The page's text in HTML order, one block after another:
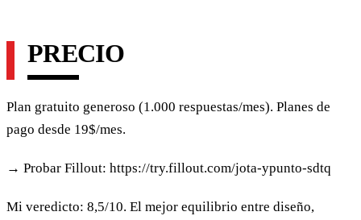
PRECIO
Plan gratuito generoso (1.000 respuestas/mes). Planes de
pago desde 19$/mes.
→ Probar Fillout: https://try.fillout.com/jota-ypunto-sdtq
Mi veredicto: 8,5/10. El mejor equilibrio entre diseño,